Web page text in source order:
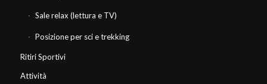
Sale relax (lettura e TV)
Posizione per sci e trekking
Ritiri Sportivi
Attività